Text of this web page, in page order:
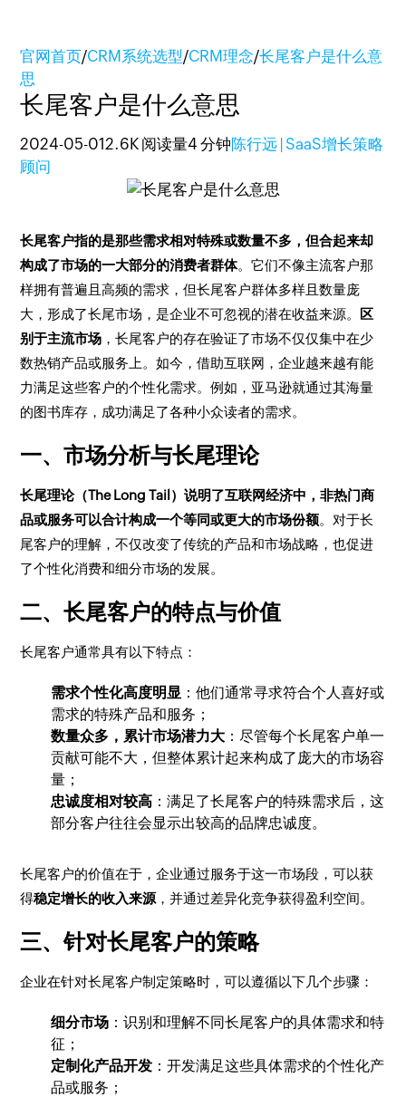
官网首页/CRM系统选型/CRM理念/长尾客户是什么意
思
长尾客户是什么意思
2024-05-012.6K 阅读量4 分钟陈行远 | SaaS增长策略
顾问
长尾客户指的是那些需求相对特殊或数量不多，但合起来却
构成了市场的一大部分的消费者群体。它们不像主流客户那
样拥有普遍且高频的需求，但长尾客户群体多样且数量庞
大，形成了长尾市场，是企业不可忽视的潜在收益来源。 区
别于主流市场 ，长尾客户的存在验证了市场不仅仅集中在少
数热销产品或服务上。如今，借助互联网，企业越来越有能
力满足这些客户的个性化需求。例如，亚马逊就通过其海量
的图书库存，成功满足了各种小众读者的需求。
一、市场分析与长尾理论
长尾理论（The Long Tail）说明了互联网经济中，非热门商
品或服务可以合计构成一个等同或更大的市场份额。对于长
尾客户的理解，不仅改变了传统的产品和市场战略，也促进
了个性化消费和细分市场的发展。
二、长尾客户的特点与价值
长尾客户通常具有以下特点：
需求个性化高度明显 ：他们通常寻求符合个人喜好或
需求的特殊产品和服务；
数量众多，累计市场潜力大 ：尽管每个长尾客户单一
贡献可能不大，但整体累计起来构成了庞大的市场容
量；
忠诚度相对较高 ：满足了长尾客户的特殊需求后，这
部分客户往往会显示出较高的品牌忠诚度。
长尾客户的价值在于，企业通过服务于这一市场段，可以获
得稳定增长的收入来源 ，并通过差异化竞争获得盈利空间。
三、针对长尾客户的策略
企业在针对长尾客户制定策略时，可以遵循以下几个步骤：
细分市场 ：识别和理解不同长尾客户的具体需求和特
征；
定制化产品开发 ：开发满足这些具体需求的个性化产
品或服务；